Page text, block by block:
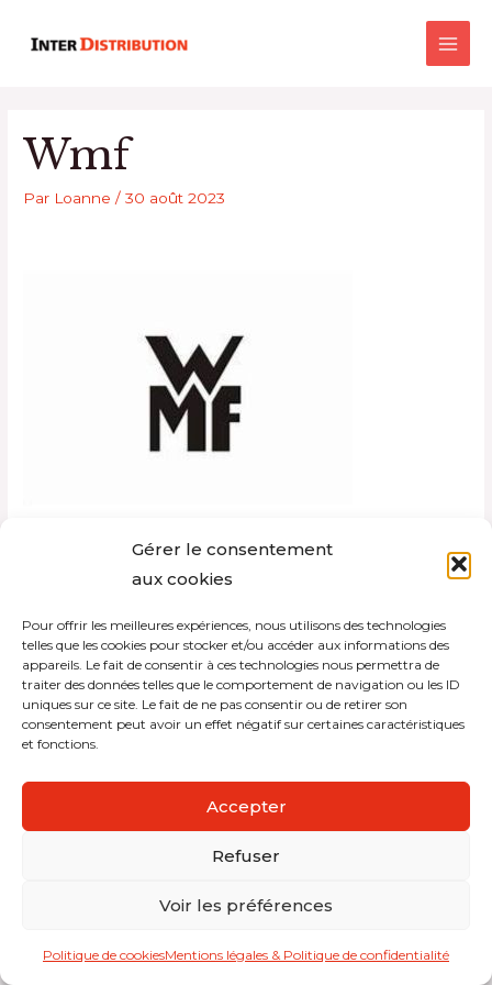
Gérer le consentement
aux cookies
Pour offrir les meilleures expériences, nous utilisons des technologies
telles que les cookies pour stocker et/ou accéder aux informations des
appareils. Le fait de consentir à ces technologies nous permettra de
traiter des données telles que le comportement de navigation ou les ID
uniques sur ce site. Le fait de ne pas consentir ou de retirer son
consentement peut avoir un effet négatif sur certaines caractéristiques
et fonctions.
Accepter
Refuser
Voir les préférences
Politique de cookiesMentions légales & Politique de confidentialité
Main
Wmf
Par Loanne/30 août 2023
Copyright © 2026 Interdistribution
Mentions légales et politique de confidentialité